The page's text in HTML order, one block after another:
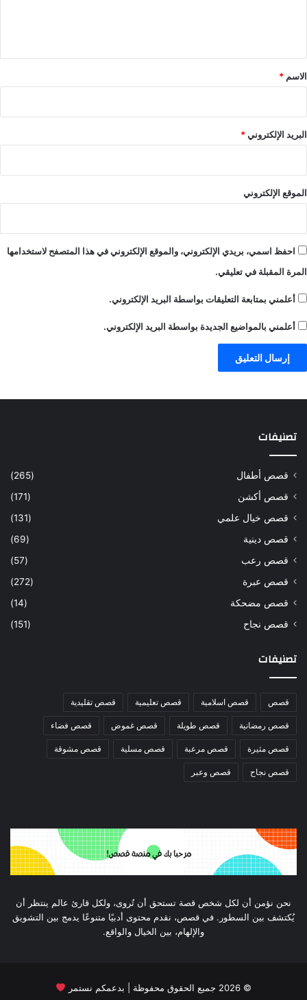
*
الاسم *
البريد الإلكتروني*
الموقع الإلكتروني
احفظ اسمي، بريدي الإلكتروني، والموقع الإلكتروني في هذا المتصفح لاستخدامها
المرة المقبلة في تعليقي.
أعلمني بمتابعة التعليقات بواسطة البريد الإلكتروني.
أعلمني بالمواضيع الجديدة بواسطة البريد الإلكتروني.
تصنيفات
قصص أطفال
(265)
قصص أكشن
(171)
قصص خيال علمي
(131)
قصص دينية
(69)
قصص رعب
(57)
قصص عبرة
(272)
قصص مضحكة
(14)
قصص نجاح
(151)
تصنيفات
قصص قصص اسلامية قصص تعليمية قصص تقليدية
قصص رمضانية قصص طويلة قصص غموض قصص فضاء
قصص مثيرة قصص مرعبة قصص مسلية قصص مشوقة
قصص نجاح قصص وعبر
نحن نؤمن أن لكل شخص قصة تستحق أن تُروى، ولكل قارئ عالم ينتظر أن
يُكتشف بين السطور. في قصص، نقدم محتوى أدبيًا متنوعًا يدمج بين التشويق
والإلهام، بين الخيال والواقع.
©
2026 جميع الحقوق محفوظة | بدعمكم نستمر